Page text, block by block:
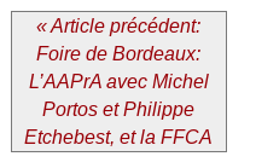
« Article précédent:
Foire de Bordeaux:
L’AAPrA avec Michel
Portos et Philippe
Etchebest, et la FFCA